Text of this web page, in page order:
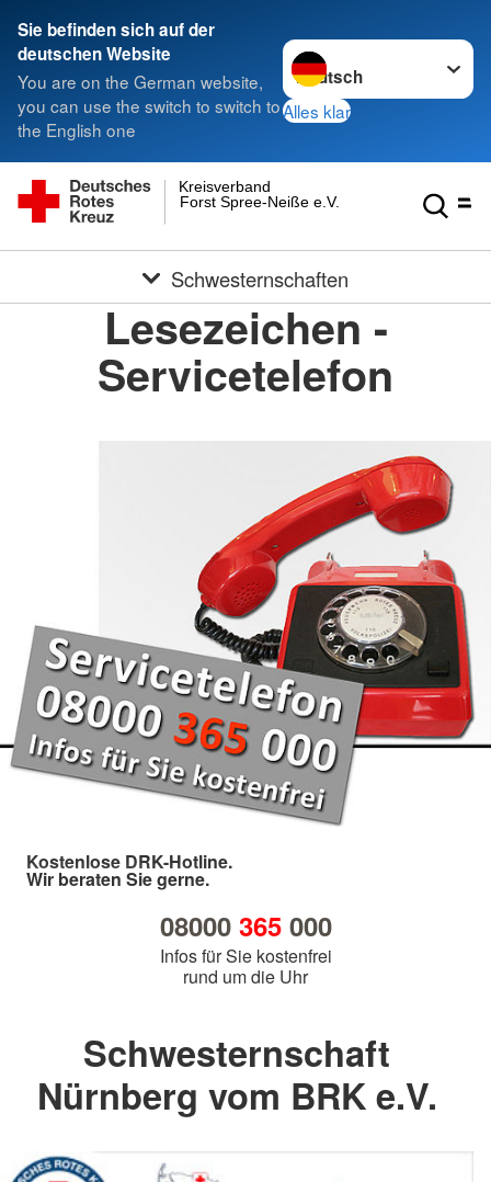
Sie befinden sich auf der
deutschen Website
You are on the German website,
you can use the switch to switch to
the English one
Sprache wechseln zu
Alles klar
Forst Spree-Neiße e.V.
Kreisverband
Schwesternschaften
Lesezeichen -
Servicetelefon
Kostenlose DRK-Hotline.
Wir beraten Sie gerne.
08000 365000
Infos für Sie kostenfrei
rund um die Uhr
Schwesternschaft
Nürnberg vom BRK e.V.